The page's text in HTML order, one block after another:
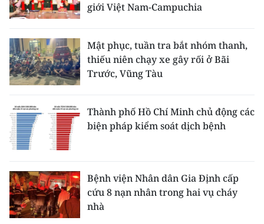
giới Việt Nam-Campuchia
Mật phục, tuần tra bắt nhóm thanh,
thiếu niên chạy xe gây rối ở Bãi
Trước, Vũng Tàu
Thành phố Hồ Chí Minh chủ động các
biện pháp kiểm soát dịch bệnh
Bệnh viện Nhân dân Gia Định cấp
cứu 8 nạn nhân trong hai vụ cháy
nhà